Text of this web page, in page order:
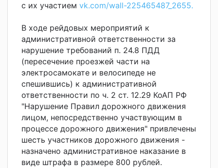
с их участием vk.com/wall-225465487_2655.
В ходе рейдовых мероприятий к
административной ответственности за
нарушение требований п. 24.8 ПДД
(пересечение проезжей части на
электросамокате и велосипеде не
спешившись) к административной
ответственности по ч. 2 ст. 12.29 КоАП РФ
"Нарушение Правил дорожного движения
лицом, непосредственно участвующим в
процессе дорожного движения" привлечены
шесть участников дорожного движения -
назначено административное наказание в
виде штрафа в размере 800 рублей.